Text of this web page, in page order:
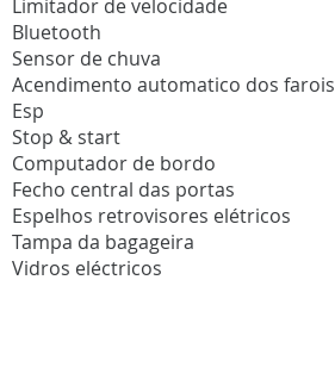
Limitador de velocidade
Bluetooth
Sensor de chuva
Acendimento automatico dos farois
Esp
Stop & start
Computador de bordo
Fecho central das portas
Espelhos retrovisores elétricos
Tampa da bagageira
Vidros eléctricos